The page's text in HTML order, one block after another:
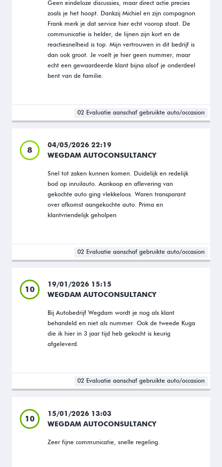
Geen eindeloze discussies, maar direct actie precies
zoals je het hoopt. Dankzij Michiel en zijn compagnon
Frank merk je dat service hier echt voorop staat. De
communicatie is helder, de lijnen zijn kort en de
reactiesnelheid is top. Mijn vertrouwen in dit bedrijf is
dan ook groot. Je voelt je hier geen nummer, maar
echt een gewaardeerde klant bijna alsof je onderdeel
bent van de familie.
02 Evaluatie aanschaf gebruikte auto/occasion
8
04/05/2026 22:19
WEGDAM AUTOCONSULTANCY
Snel tot zaken kunnen komen. Duidelijk en redelijk
bod op inruilauto. Aankoop en aflevering van
gekochte auto ging vlekkeloos. Waren transparant
over afkomst aangekochte auto. Prima en
klantvriendelijk geholpen
02 Evaluatie aanschaf gebruikte auto/occasion
10
19/01/2026 15:15
WEGDAM AUTOCONSULTANCY
Bij Autobedrijf Wegdam wordt je nog als klant
behandeld en niet als nummer. Ook de tweede Kuga
die ik hier in 3 jaar tijd heb gekocht is keurig
afgeleverd.
02 Evaluatie aanschaf gebruikte auto/occasion
10
15/01/2026 13:03
WEGDAM AUTOCONSULTANCY
Zeer fijne communicatie, snelle regeling.